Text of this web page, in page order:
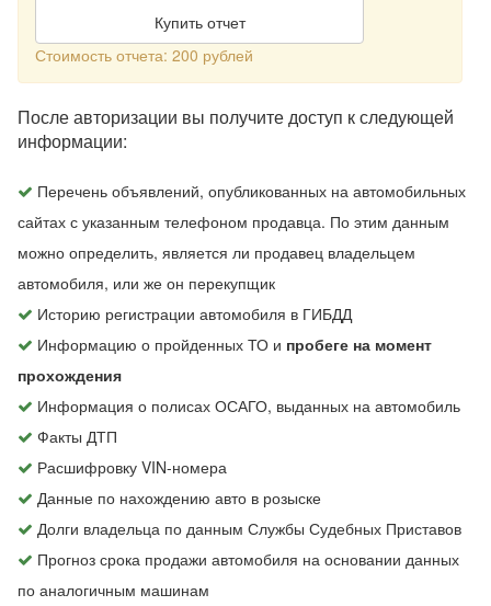
Купить отчет
Стоимость отчета: 200 рублей
После авторизации вы получите доступ к следующей
информации:
Перечень объявлений, опубликованных на автомобильных
сайтах с указанным телефоном продавца. По этим данным
можно определить, является ли продавец владельцем
автомобиля, или же он перекупщик
Историю регистрации автомобиля в ГИБДД
Информацию о пройденных ТО и пробеге на момент
прохождения
Информация о полисах ОСАГО, выданных на автомобиль
Факты ДТП
Расшифровку VIN-номера
Данные по нахождению авто в розыске
Долги владельца по данным Службы Судебных Приставов
Прогноз срока продажи автомобиля на основании данных
по аналогичным машинам